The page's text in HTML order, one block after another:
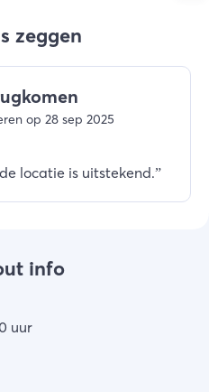
zeggen
op 28 sep 2025
locatie is uitstekend.”
info
uur